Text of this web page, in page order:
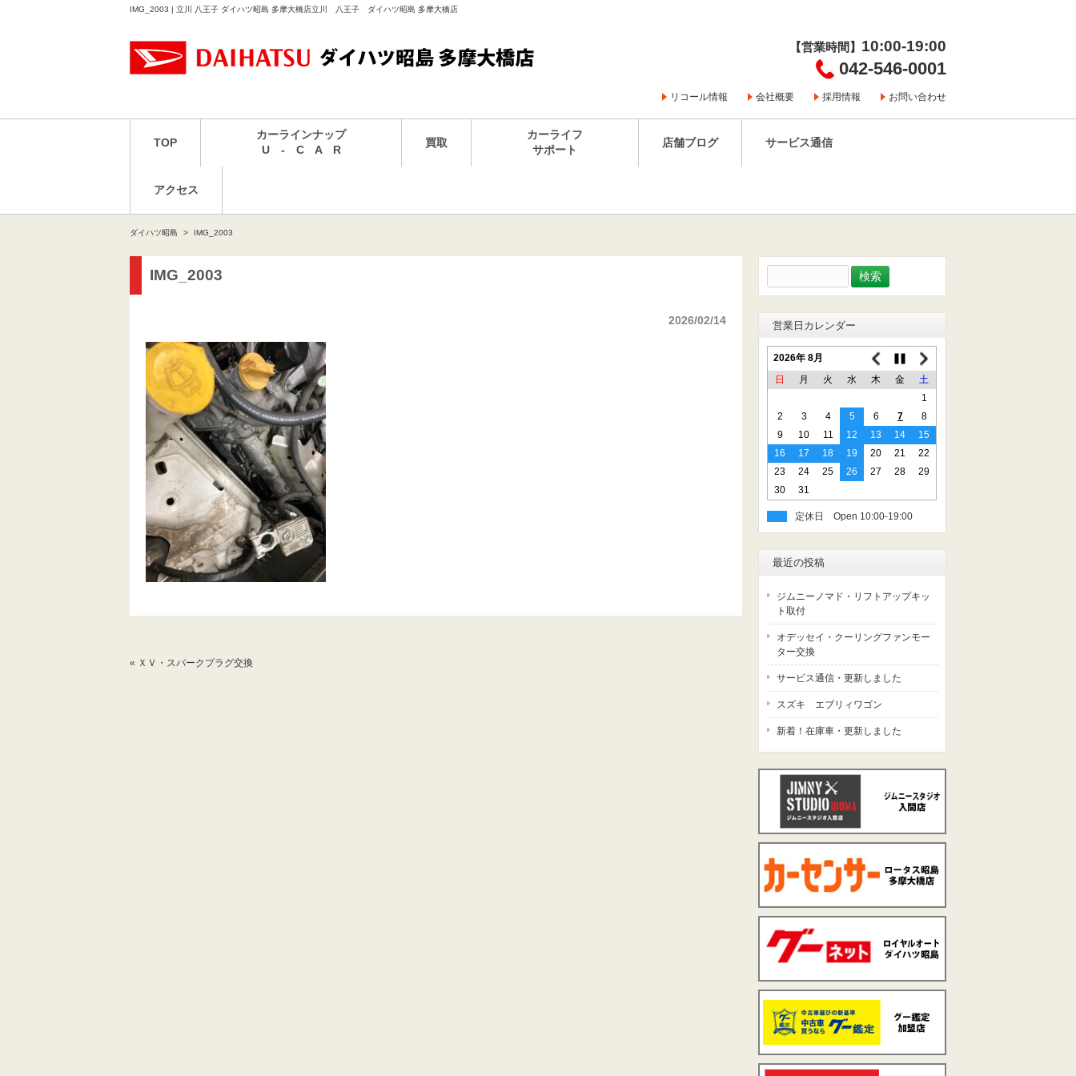
IMG_2003 | 立川 八王子 ダイハツ昭島 多摩大橋店立川 八王子 ダイハツ昭島 多摩大橋店
【営業時間】 10:00-19:00
042-546-0001
リコール情報 会社概要 採用情報 お問い合わせ
TOP
カーラインナップ
U - C A R
買取
カーライフ
サポート
店舗ブログ サービス通信
アクセス
ダイハツ昭島 IMG_2003
IMG_2003
2026/02/14
« ＸＶ・スパークプラグ交換
索:
営業日カレンダー
2026年 8月
日
月 火 水 木 金
土
1
2
3 4 5 6 7
8
9
10 11 12 13 14
15
16
17 18 19 20 21
22
23
24 25 26 27 28
29
30
31
定休日
最近の投稿
ジムニーノマド・リフトアップキッ
ト取付
オデッセイ・クーリングファンモー
ター交換
サービス通信・更新しました
スズキ エブリィワゴン
新着！在庫車・更新しました